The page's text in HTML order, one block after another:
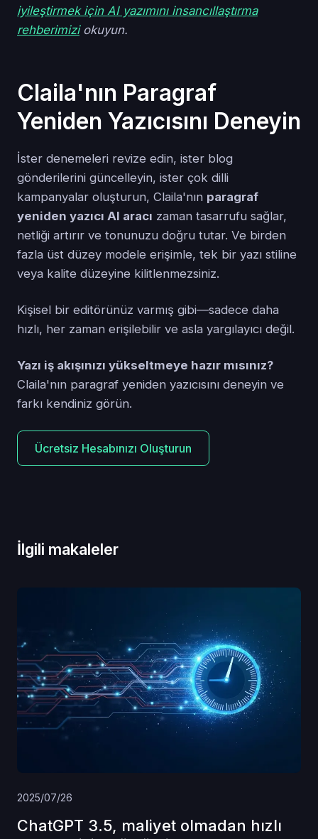
iyileştirmek için AI yazımını insancıllaştırma
rehberimiziokuyun.
Claila'nın Paragraf
Yeniden Yazıcısını Deneyin
İster denemeleri revize edin, ister blog
gönderilerini güncelleyin, ister çok dilli
kampanyalar oluşturun, Claila'nın paragraf
yeniden yazıcı AI aracı zaman tasarrufu sağlar,
netliği artırır ve tonunuzu doğru tutar. Ve birden
fazla üst düzey modele erişimle, tek bir yazı stiline
veya kalite düzeyine kilitlenmezsiniz.
Kişisel bir editörünüz varmış gibi—sadece daha
hızlı, her zaman erişilebilir ve asla yargılayıcı değil.
Yazı iş akışınızı yükseltmeye hazır mısınız?
Claila'nın paragraf yeniden yazıcısını deneyin ve
farkı kendiniz görün.
Ücretsiz Hesabınızı Oluşturun
İlgili makaleler
2025/07/26
ChatGPT 3.5, maliyet olmadan hızlı